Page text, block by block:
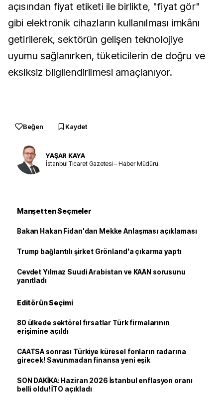
açısından fiyat etiketi ile birlikte, "fiyat gör"
gibi elektronik cihazların kullanılması imkânı
getirilerek, sektörün gelişen teknolojiye
uyumu sağlanırken, tüketicilerin de doğru ve
eksiksiz bilgilendirilmesi amaçlanıyor.
Beğen Kaydet
YAŞAR KAYA
İstanbul Ticaret Gazetesi – Haber Müdürü
Manşetten Seçmeler
Bakan Hakan Fidan'dan Mekke Anlaşması açıklaması
Trump bağlantılı şirket Grönland'a çıkarma yaptı
Cevdet Yılmaz Suudi Arabistan ve KAAN sorusunu
yanıtladı
Editörün Seçimi
80 ülkede sektörel fırsatlar Türk firmalarının
erişimine açıldı
CAATSA sonrası Türkiye küresel fonların radarına
girecek! Savunmadan finansa yeni eşik
SON DAKİKA: Haziran 2026 İstanbul enflasyon oranı
belli oldu! İTO açıkladı